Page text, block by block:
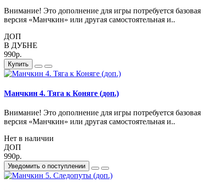
Внимание! Это дополнение для игры потребуется базовая
версия «Манчкин» или другая самостоятельная и..
ДОП
В ДУБНЕ
990р.
Купить
Манчкин 4. Тяга к Коняге (доп.)
Внимание! Это дополнение для игры потребуется базовая
версия «Манчкин» или другая самостоятельная и..
Нет в наличии
ДОП
990р.
Уведомить о поступлении